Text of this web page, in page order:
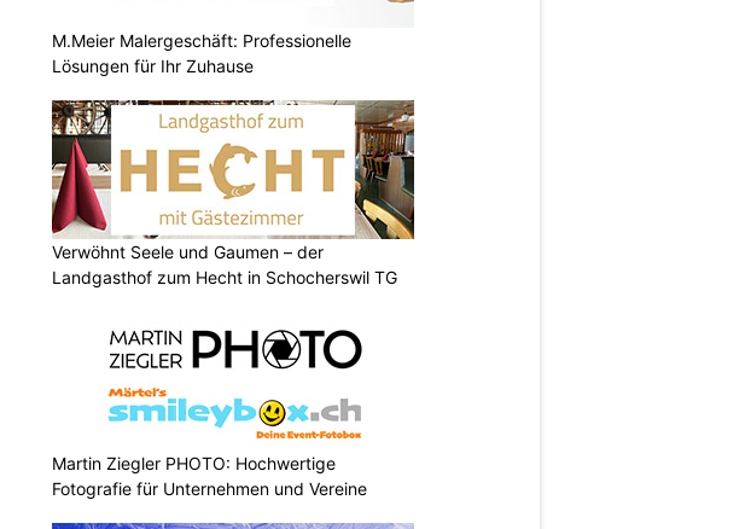
M.Meier Malergeschäft: Professionelle
Lösungen für Ihr Zuhause
Verwöhnt Seele und Gaumen – der
Landgasthof zum Hecht in Schocherswil TG
Martin Ziegler PHOTO: Hochwertige
Fotografie für Unternehmen und Vereine